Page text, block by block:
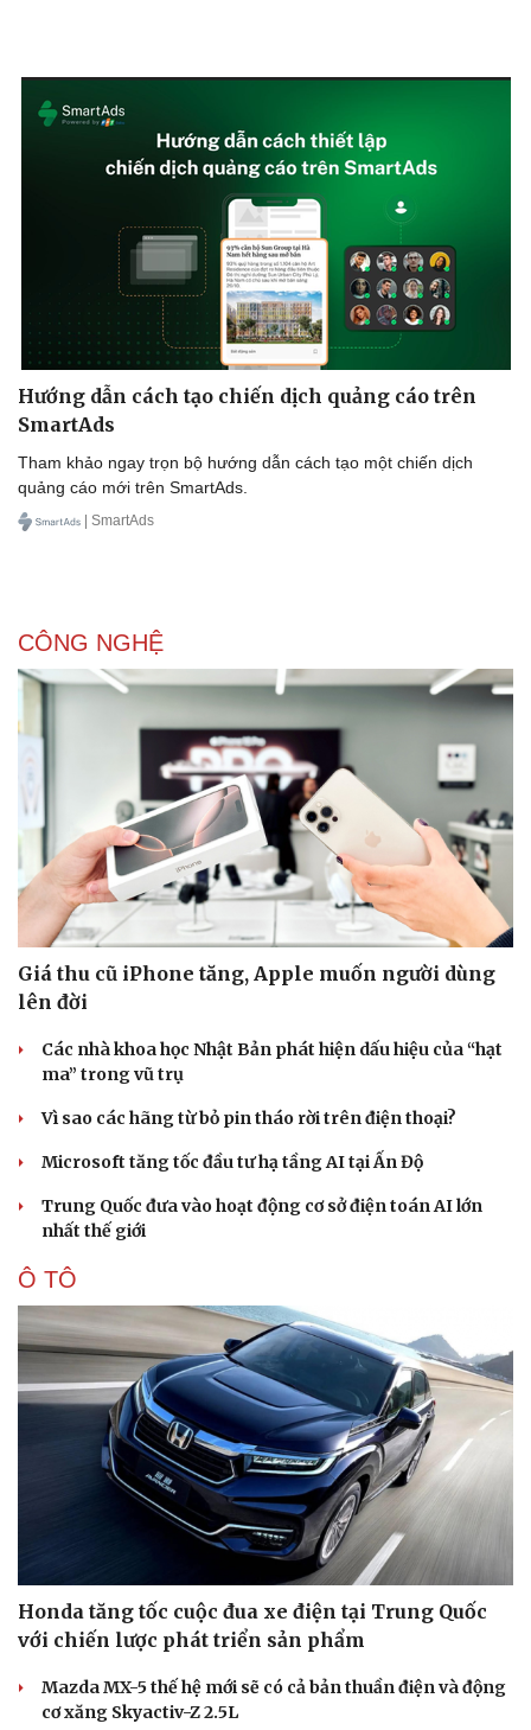
Doanh nghiệp
Thông tin doanh nghiệp
Doanh nghiệp 24h
Công nghệ
Sành điệu
Tin Công nghệ
Trải nghiệm
Chuyển đổi số
Hướng dẫn cách tạo chiến dịch quảng cáo trên
SmartAds
Tham khảo ngay trọn bộ hướng dẫn cách tạo một chiến dịch
quảng cáo mới trên SmartAds.
| SmartAds
CÔNG NGHỆ
Giá thu cũ iPhone tăng, Apple muốn người dùng
lên đời
Các nhà khoa học Nhật Bản phát hiện dấu hiệu của “hạt
ma” trong vũ trụ
Vì sao các hãng từ bỏ pin tháo rời trên điện thoại?
Microsoft tăng tốc đầu tư hạ tầng AI tại Ấn Độ
Trung Quốc đưa vào hoạt động cơ sở điện toán AI lớn
nhất thế giới
Ô TÔ
Honda tăng tốc cuộc đua xe điện tại Trung Quốc
với chiến lược phát triển sản phẩm
Mazda MX-5 thế hệ mới sẽ có cả bản thuần điện và động
cơ xăng Skyactiv-Z 2.5L